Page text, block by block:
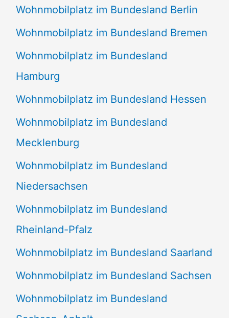
Wohnmobilplatz im Bundesland Berlin
Wohnmobilplatz im Bundesland Bremen
Wohnmobilplatz im Bundesland
Hamburg
Wohnmobilplatz im Bundesland Hessen
Wohnmobilplatz im Bundesland
Mecklenburg
Wohnmobilplatz im Bundesland
Niedersachsen
Wohnmobilplatz im Bundesland
Rheinland-Pfalz
Wohnmobilplatz im Bundesland Saarland
Wohnmobilplatz im Bundesland Sachsen
Wohnmobilplatz im Bundesland